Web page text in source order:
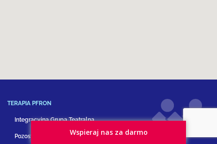
TERAPIA PFRON
Integracyjna Grupa Teatralna
Pozostałe formy terapiiWspieraj nas za darmo